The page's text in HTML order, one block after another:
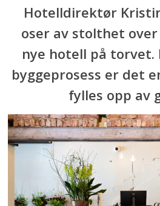
Hotelldirektør
oser av stolthet
nye hotell på torvet.
byggeprosess er det
fylles opp av